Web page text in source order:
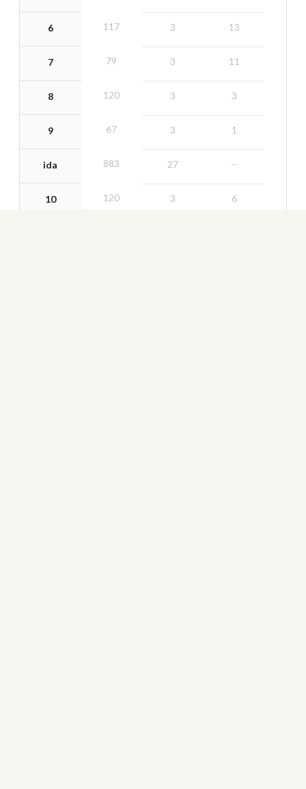
6
7
8
9
ida
10
117
79
120
67
883
120
3
3
3
3
27
3
13
11
3
1
--
6